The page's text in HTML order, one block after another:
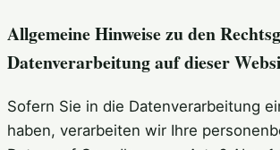
Allgemeine Hinweise zu den
Datenverarbeitung auf dieser
Sofern Sie in die Datenverarbeitung
haben, verarbeiten wir Ihre